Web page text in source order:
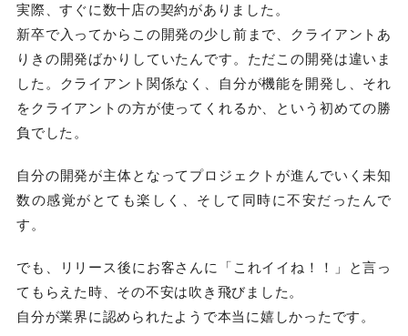
実際、すぐに数十店の契約がありました。
新卒で入ってからこの開発の少し前まで、クライアントあ
りきの開発ばかりしていたんです。ただこの開発は違いま
した。クライアント関係なく、自分が機能を開発し、それ
をクライアントの方が使ってくれるか、という初めての勝
負でした。
自分の開発が主体となってプロジェクトが進んでいく未知
数の感覚がとても楽しく、そして同時に不安だったんで
す。
でも、リリース後にお客さんに「これイイね！！」と言っ
てもらえた時、その不安は吹き飛びました。
自分が業界に認められたようで本当に嬉しかったです。